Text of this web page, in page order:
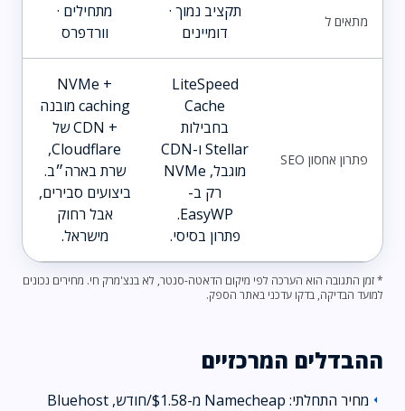
מתאים ל
תקציב נמוך ·
דומיינים
מתחילים ·
וורדפרס
פתרון אחסון SEO
LiteSpeed
Cache
בחבילות
Stellar ו-CDN
מוגבל, NVMe
רק ב-
EasyWP.
פתרון בסיסי.
NVMe +
caching מובנה
+ CDN של
Cloudflare,
שרת בארה״ב.
ביצועים סבירים,
אבל רחוק
מישראל.
* זמן התגובה הוא הערכה לפי מיקום הדאטה-סנטר, לא בנצ'מרק חי. מחירים נכונים
למועד הבדיקה, בדקו עדכני באתר הספק.
ההבדלים המרכזיים
arrow_left
מחיר התחלתי: Namecheap מ-$1.58/חודש, Bluehost